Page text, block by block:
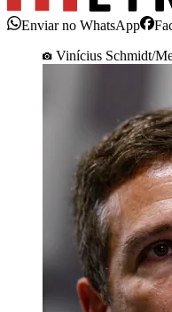
Enviar no WhatsApp
Vinícius Schmidt/